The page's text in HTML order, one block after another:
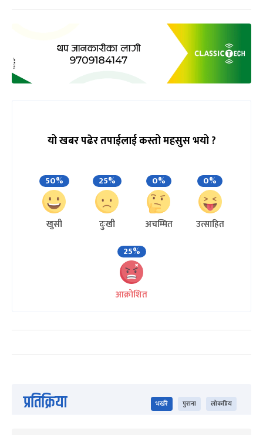
यो खबर पढेर तपाईलाई कस्तो महसुस भयो ?
50%
खुसी
25%
दुःखी
0%
अचम्मित
0%
उत्साहित
25%
आक्रोशित
प्रतिक्रिया भर्खरै पुराना लोकप्रिय